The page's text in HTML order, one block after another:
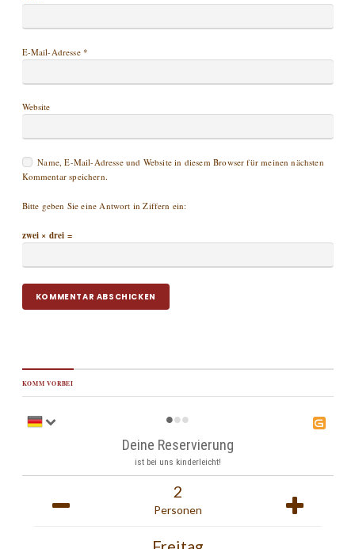
E-Mail-Adresse*
Website
Name, E-Mail-Adresse und Website in diesem Browser für meinen nächsten
Kommentar speichern.
Bitte geben Sie eine Antwort in Ziffern ein:
zwei × drei =
KOMM VORBEI